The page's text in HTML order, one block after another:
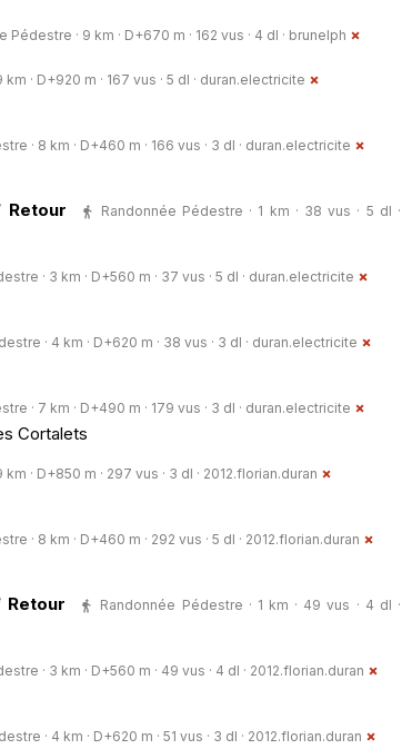
Pédestre · 9 km · D+670 m · 162 vus · 4 dl · brunelph
· D+920 m · 167 vus · 5 dl · duran.electricite
· 8 km · D+460 m · 166 vus · 3 dl · duran.electricite
Retour
Randonnée Pédestre · 1 km · 38 vus · 5 dl ·
· 3 km · D+560 m · 37 vus · 5 dl · duran.electricite
· 4 km · D+620 m · 38 vus · 3 dl · duran.electricite
· 7 km · D+490 m · 179 vus · 3 dl · duran.electricite
Cortalets
· D+850 m · 297 vus · 3 dl · 2012.florian.duran
· 8 km · D+460 m · 292 vus · 5 dl · 2012.florian.duran
Retour
Randonnée Pédestre · 1 km · 49 vus · 4 dl ·
· 3 km · D+560 m · 49 vus · 4 dl · 2012.florian.duran
· 4 km · D+620 m · 51 vus · 3 dl · 2012.florian.duran